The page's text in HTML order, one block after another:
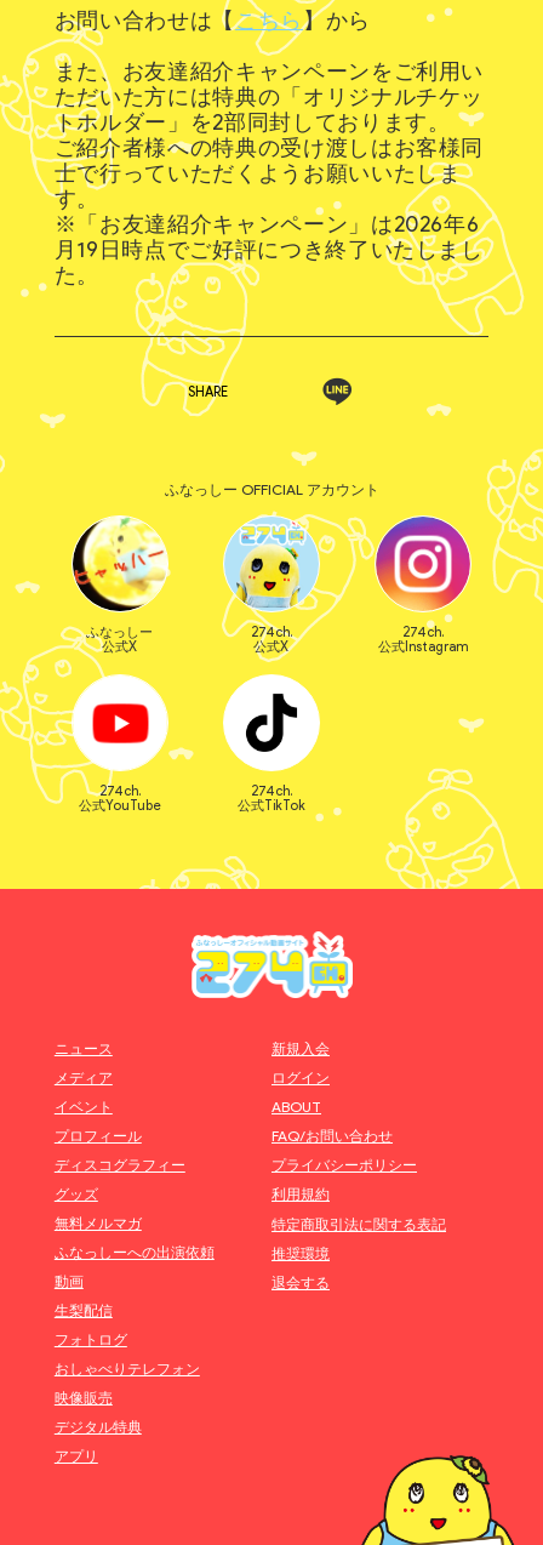
お問い合わせは【こちら】から
また、お友達紹介キャンペーンをご利用い
ただいた方には特典の「オリジナルチケッ
トホルダー」を2部同封しております。
ご紹介者様への特典の受け渡しはお客様同
士で行っていただくようお願いいたしま
す。
※「お友達紹介キャンペーン」は2026年6
月19日時点でご好評につき終了いたしまし
た。
SHARE
ふなっしー OFFICIAL アカウント
ふなっしー
公式X
274ch.
公式X
274ch.
公式Instagram
274ch.
公式YouTube
274ch.
公式TikTok
ニュース
メディア
イベント
プロフィール
ディスコグラフィー
グッズ
無料メルマガ
ふなっしーへの出演依頼
動画
生梨配信
フォトログ
おしゃべりテレフォン
映像販売
デジタル特典
アプリ
新規入会
ログイン
ABOUT
FAQ/お問い合わせ
プライバシーポリシー
利用規約
特定商取引法に関する表記
推奨環境
退会する